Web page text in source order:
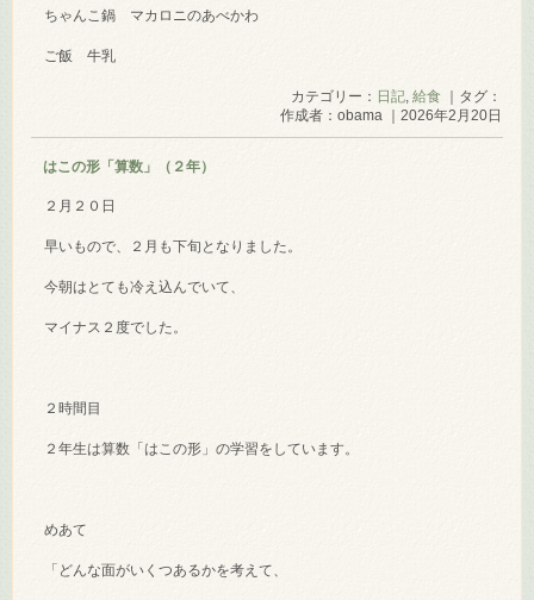
ちゃんこ鍋 マカロニのあべかわ
ご飯 牛乳
カテゴリー： 日記, 給食 ｜タグ：
作成者：obama ｜2026年2月20日
はこの形「算数」（２年）
２月２０日
早いもので、２月も下旬となりました。
今朝はとても冷え込んでいて、
マイナス２度でした。
２時間目
２年生は算数「はこの形」の学習をしています。
めあて
「どんな面がいくつあるかを考えて、